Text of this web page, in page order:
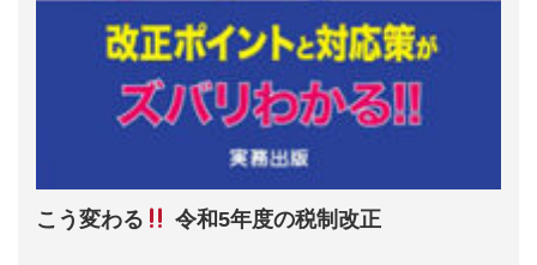
こう変わる 令和5年度の税制改正